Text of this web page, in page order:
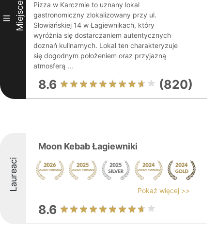
III Miejsce
Pizza w Karczmie to uznany lokal
gastronomiczny zlokalizowany przy ul.
Słowiańskiej 14 w Łagiewnikach, który
wyróżnia się dostarczaniem autentycznych
doznań kulinarnych. Lokal ten charakteryzuje
się dogodnym położeniem oraz przyjazną
atmosferą ...
8.6 (820)
Laureaci
Moon Kebab Łagiewniki
Pokaż więcej >>
8.6